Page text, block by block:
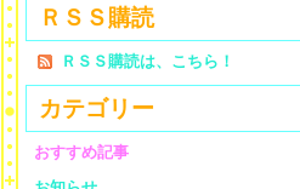
ＲＳＳ購読
ＲＳＳ購読は、こちら！
カテゴリー
おすすめ記事